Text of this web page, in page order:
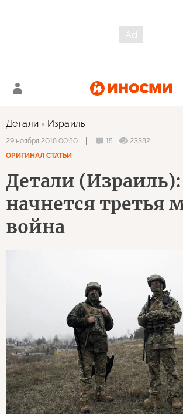
Детали Израиль
29 ноября 2018 00:50 15
23382
ОРИГИНАЛ СТАТЬИ
Детали (Израиль):
начнется третья
война